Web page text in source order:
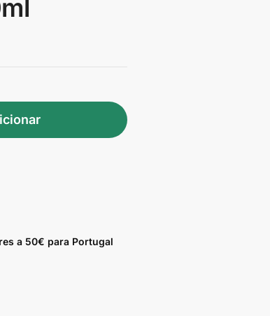
a 50€ para Portugal